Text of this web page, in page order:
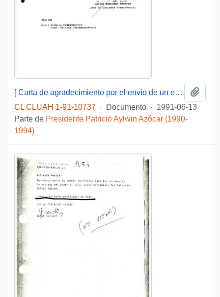
[ Carta de agradecimiento por el envío de un ejemplar de la Revista Escolar "Instituto" del Instituto Salesiano]
CL CLUAH 1-91-10737 · Documento · 1991-06-13
Parte de Presidente Patricio Aylwin Azócar (1990-
1994)